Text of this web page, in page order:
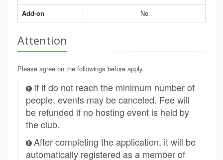
Add-on
No
Attention
Please agree on the followings before apply.
If it do not reach the minimum number of
people, events may be canceled. Fee will
be refunded if no hosting event is held by
the club.
After completing the application, it will be
automatically registered as a member of